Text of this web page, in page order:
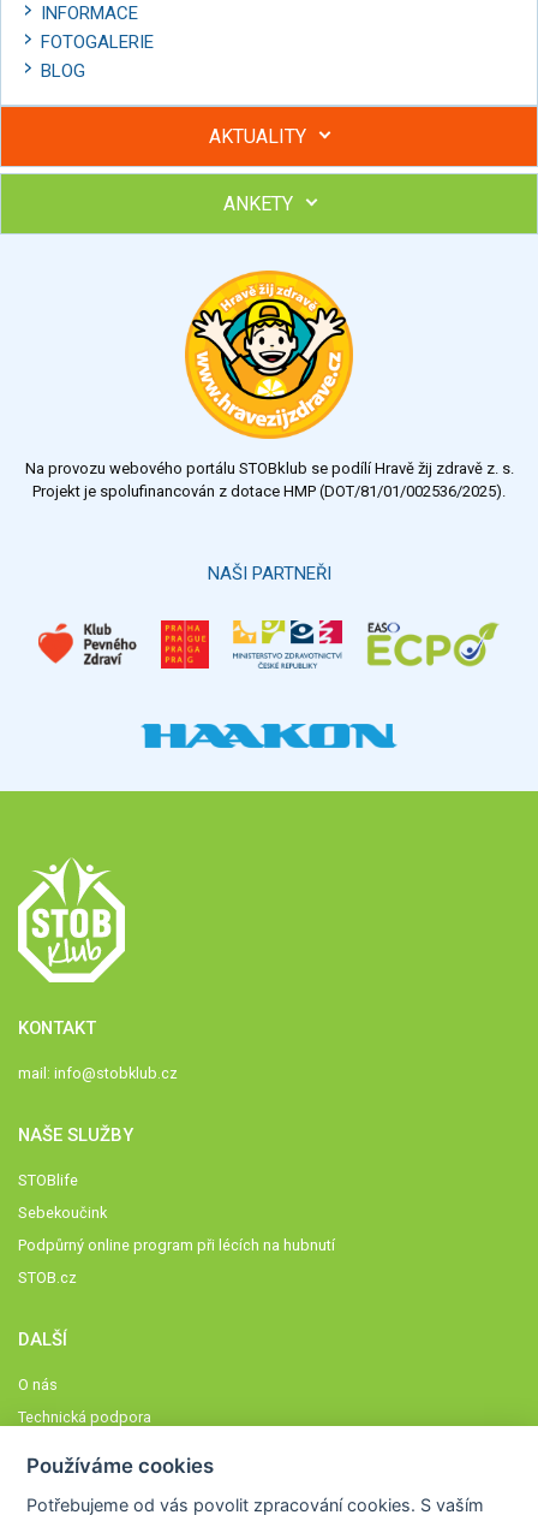
INFORMACE
FOTOGALERIE
BLOG
AKTUALITY
Hubněte s podporou lektorky a skupiny v kurzech STOBu
Chcete poradit s hubnutím? Najděte si odborníka STOBu ve
ANKETY
Výsledky Všechny ankety
Na provozu webového portálu STOBklub se podílí Hravě žij zdravě z. s.
Projekt je spolufinancován z dotace HMP (DOT/81/01/002536/2025).
NAŠI PARTNEŘI
KONTAKT
mail: info@stobklub.cz
NAŠE SLUŽBY
STOBlife
Sebekoučink
Podpůrný online program při lécích na hubnutí
STOB.cz
DALŠÍ
O nás
Technická podpora
Používáme cookies
Potřebujeme od vás povolit zpracování cookies. S vaším